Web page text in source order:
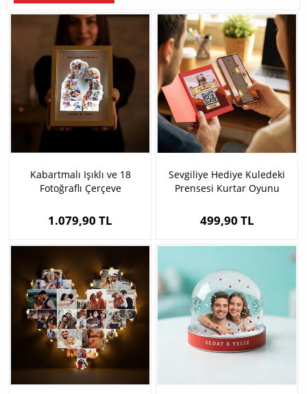
Kabartmalı Işıklı ve 18
Fotoğraflı Çerçeve
1.079,90 TL
Sevgiliye Hediye Kuledeki
Prensesi Kurtar Oyunu
499,90 TL